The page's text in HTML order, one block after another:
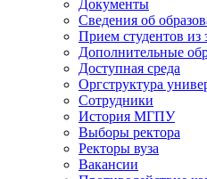
Документы
Сведения об
Прием студентов из
Дополнительные
Доступная среда
Оргструктура
Сотрудники
История МГПУ
Выборы ректора
Ректоры вуза
Вакансии